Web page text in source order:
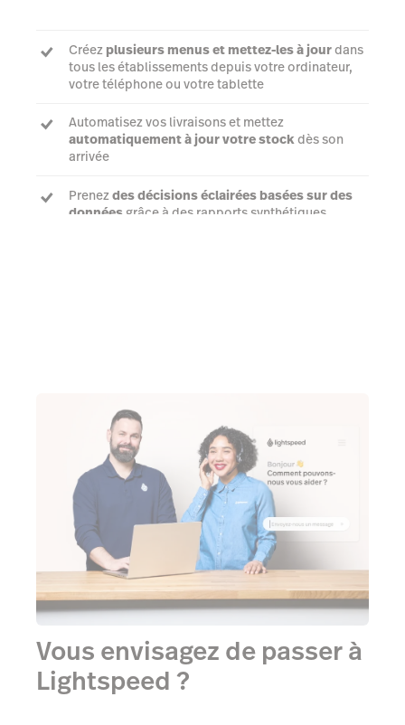
Créez plusieurs menus et mettez-les à jourdans
tous les établissements depuis votre ordinateur,
votre téléphone ou votre tablette
Automatisez vos livraisons et mettez
automatiquement à jour votre stockdès son
arrivée
Prenezdes décisions éclairées basées sur des
données grâce à des rapports synthétiques
Vous envisagez de passer à
Lightspeed ?